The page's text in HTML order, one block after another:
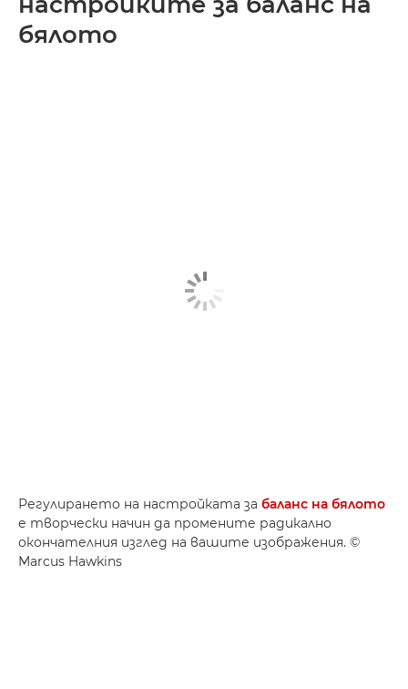
бялото
Регулирането на настройката за баланс на бялото
е творчески начин да промените радикално
окончателния изглед на вашите изображения. ©
Marcus Hawkins